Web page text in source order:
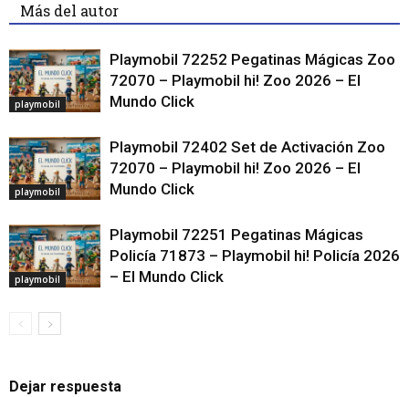
Más del autor
playmobil
Playmobil 72252 Pegatinas Mágicas Zoo
72070 – Playmobil hi! Zoo 2026 – El
Mundo Click
playmobil
Playmobil 72402 Set de Activación Zoo
72070 – Playmobil hi! Zoo 2026 – El
Mundo Click
playmobil
Playmobil 72251 Pegatinas Mágicas
Policía 71873 – Playmobil hi! Policía 2026
– El Mundo Click
Dejar respuesta